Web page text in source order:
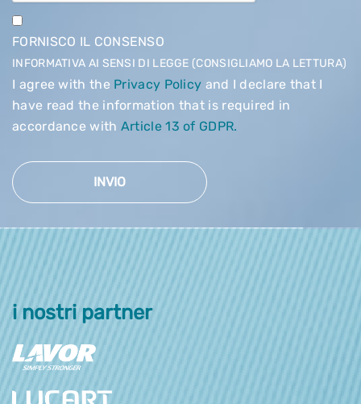
FORNISCO IL CONSENSO
INFORMATIVA AI SENSI DI LEGGE (CONSIGLIAMO LA LETTURA)
I agree with the Privacy Policy and I declare that I
have read the information that is required in
accordance with Article 13 of GDPR.
INVIO
i nostri partner